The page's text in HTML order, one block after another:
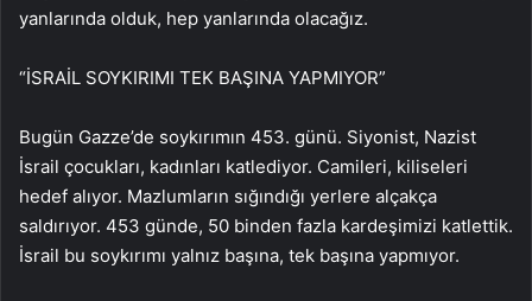
yanlarında olduk, hep yanlarında olacağız.
“İSRAİL SOYKIRIMI TEK BAŞINA YAPMIYOR”
Bugün Gazze’de soykırımın 453. günü. Siyonist, Nazist
İsrail çocukları, kadınları katlediyor. Camileri, kiliseleri
hedef alıyor. Mazlumların sığındığı yerlere alçakça
saldırıyor. 453 günde, 50 binden fazla kardeşimizi katlettik.
İsrail bu soykırımı yalnız başına, tek başına yapmıyor.